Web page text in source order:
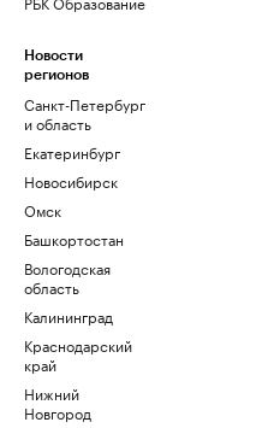
Новости
регионов
Санкт-Петербург
и область
Екатеринбург
Новосибирск
Омск
Башкортостан
Вологодская
область
Калининград
Краснодарский
край
Нижний
Новгород